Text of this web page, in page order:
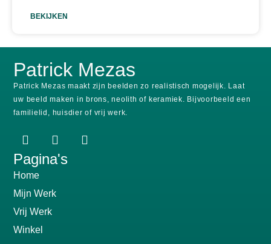
BEKIJKEN
Patrick Mezas
Patrick Mezas maakt zijn beelden zo realistisch mogelijk. Laat
uw beeld maken in brons, neolith of keramiek.
Bijvoorbeeld een
familielid, huisdier of vrij werk.
Pagina's
Home
Mijn Werk
Vrij Werk
Winkel